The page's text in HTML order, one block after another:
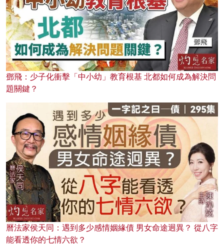
鄧飛：少子化衝擊「中小幼」教育根基 北都如何成為解決問
題關鍵？
曆法家侯天同：遇到多少感情姻緣債 男女命途迥異？ 從八字
能看透你的七情六欲？